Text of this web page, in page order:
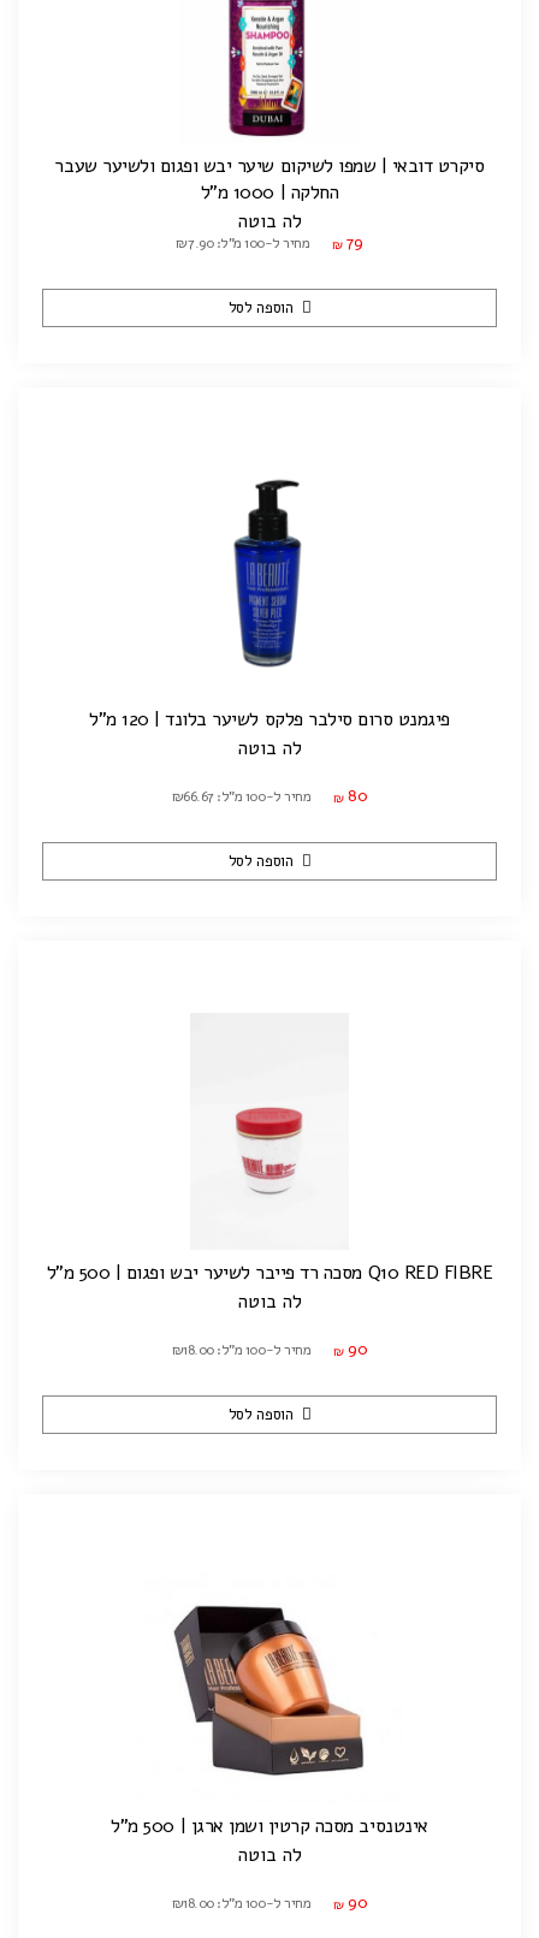
סיקרט דובאי | שמפו לשיקום שיער יבש ופגום ולשיער שעבר
החלקה | 1000 מ"ל
לה בוטה
₪ 79 מחיר ל-100 מ"ל: ₪7.90
הוספה לסל
פיגמנט סרום סילבר פלקס לשיער בלונד | 120 מ"ל
לה בוטה
₪ 80 מחיר ל-100 מ"ל: ₪66.67
הוספה לסל
Q10 RED FIBRE מסכה רד פייבר לשיער יבש ופגום | 500 מ"ל
לה בוטה
₪ 90 מחיר ל-100 מ"ל: ₪18.00
הוספה לסל
אינטנסיב מסכה קרטין ושמן ארגן | 500 מ"ל
לה בוטה
₪ 90 מחיר ל-100 מ"ל: ₪18.00